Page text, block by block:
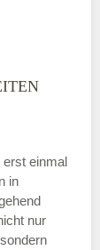
erst einmal
in
nur